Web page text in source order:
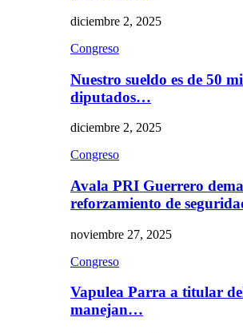
diciembre 2, 2025
Congreso
Nuestro sueldo es de 50
diputados…
diciembre 2, 2025
Congreso
Avala PRI Guerrero
reforzamiento de
noviembre 27, 2025
Congreso
Vapulea Parra a titular
manejan…